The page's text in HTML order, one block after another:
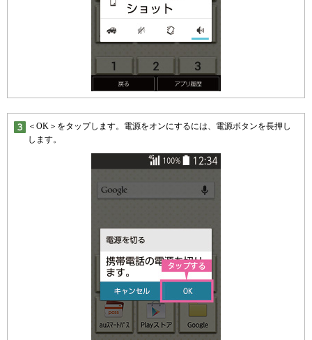
＜OK＞をタップします。電源をオンにするには、電源ボタンを長押し
します。